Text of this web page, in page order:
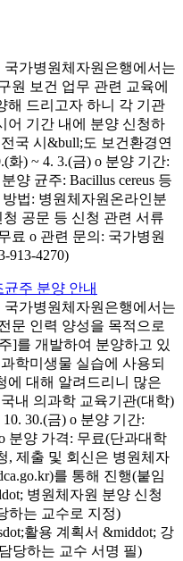
가병원체자원은행에서는
원 보건 업무 관련 교육에
해 드리고자 하니 각 기관
어 기간 내에 분양 신청하
국 시&bull;도 보건환경연
화) ~ 4. 3.(금) o 분양 기간:
양 균주: Bacillus cereus 등
법: 병원체자원온라인분
공문 등 신청 관련 서류
료 o 관련 문의: 국가병원
913-4270)
주 분양 안내
가병원체자원은행에서는
문 인력 양성을 목적으로
]를 개발하여 분양하고 있
학미생물 실습에 사용되
에 대해 알려드리니 많은
내 의과학 교육기관(대학)
30.(금) o 분양 기간:
분양 가격: 무료(단과대학
, 제출 및 회신은 병원체자
를 통해 진행(붙임
병원체자원 분양 신청
하는 교수로 지정)
활용 계획서 &middot; 강
당하는 교수 서명 필)